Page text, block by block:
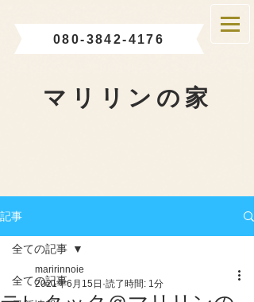
080-3842-4176
マリリンの家
記事
全ての記事
全ての記事
maririnnoie
2021年6月15日 読了時間: 1分